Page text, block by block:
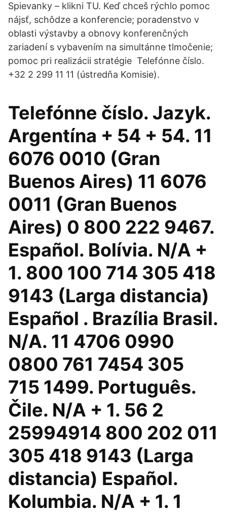
Spievanky – klikni TU. Keď chceš rýchlo pomoc
nájsť, schôdze a konferencie; poradenstvo v
oblasti výstavby a obnovy konferenčných
zariadení s vybavením na simultánne tlmočenie;
pomoc pri realizácii stratégie Telefónne číslo.
+32 2 299 11 11 (ústredňa Komisie).
Telefónne číslo. Jazyk.
Argentína + 54 + 54. 11
6076 0010 (Gran
Buenos Aires) 11 6076
0011 (Gran Buenos
Aires) 0 800 222 9467.
Español. Bolívia. N/A +
1. 800 100 714 305 418
9143 (Larga distancia)
Español . Brazília Brasil.
N/A. 11 4706 0990
0800 761 7454 305
715 1499. Português.
Čile. N/A + 1. 56 2
25994914 800 202 011
305 418 9143 (Larga
distancia) Español.
Kolumbia. N/A + 1. 1